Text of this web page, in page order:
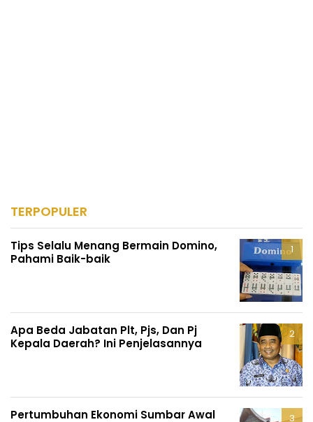
TERPOPULER
Tips Selalu Menang Bermain Domino,
Pahami Baik-baik
Apa Beda Jabatan Plt, Pjs, Dan Pj
Kepala Daerah? Ini Penjelasannya
Pertumbuhan Ekonomi Sumbar Awal